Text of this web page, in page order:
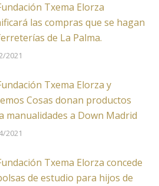
Txema Elorza
las compras que se hagan
de La Palma.
2021
Txema Elorza y
Cosas donan productos
manualidades a Down Madrid
2021
Txema Elorza concede
de estudio para hijos de